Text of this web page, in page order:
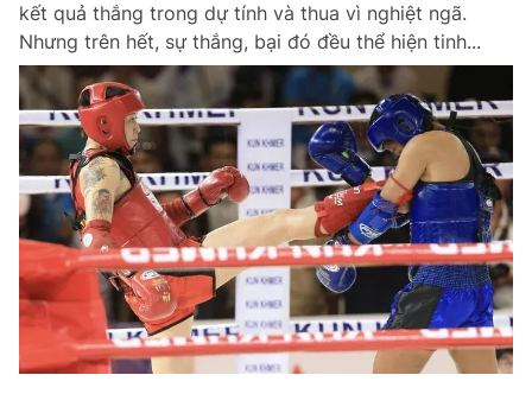
kết quả thắng trong dự tính và thua vì nghiệt ngã.
Nhưng trên hết, sự thắng, bại đó đều thể hiện tinh...